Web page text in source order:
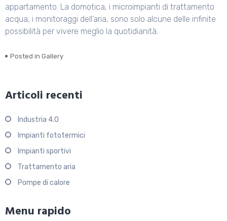
appartamento. La domotica, i microimpianti di trattamento
acqua, i monitoraggi dell’aria, sono solo alcune delle infinite
possibilità per vivere meglio la quotidianità.
Posted in Gallery
Articoli recenti
Industria 4.0
Impianti fototermici
Impianti sportivi
Trattamento aria
Pompe di calore
Menu rapido